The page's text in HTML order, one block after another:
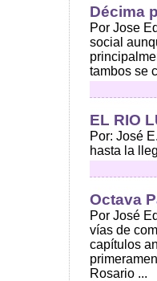
Décima
Por Jose
social
tambos se
EL RIO
Por: José
hasta la
Octava
Por José
vías de
capítulos
Rosario ...